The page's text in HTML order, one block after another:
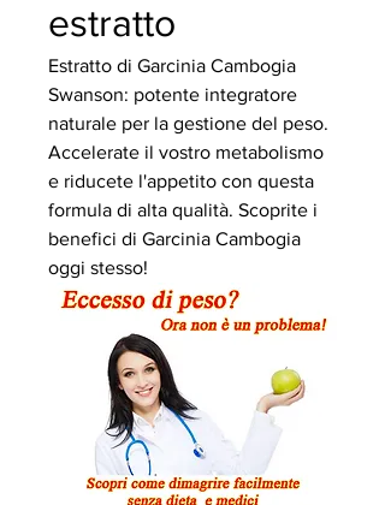
estratto
Estratto di Garcinia Cambogia
Swanson: potente integratore
naturale per la gestione del peso.
Accelerate il vostro metabolismo
e riducete l'appetito con questa
formula di alta qualità. Scoprite i
benefici di Garcinia Cambogia
oggi stesso!